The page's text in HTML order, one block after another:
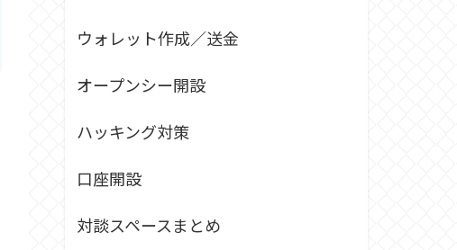
ウォレット作成／送金
オープンシー開設
ハッキング対策
口座開設
対談スペースまとめ